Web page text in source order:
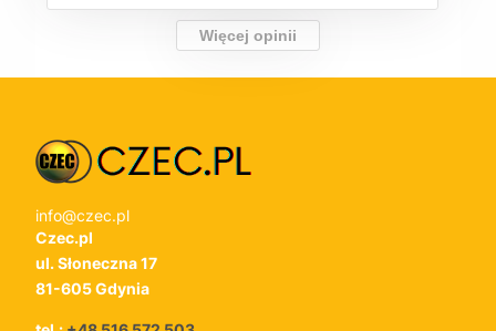
Więcej opinii
info@czec.pl
Czec.pl
ul. Słoneczna 17
81-605 Gdynia